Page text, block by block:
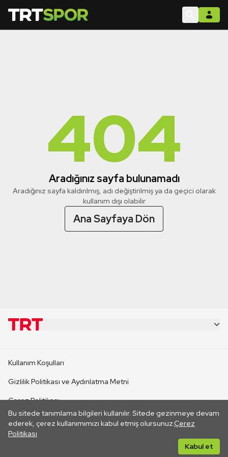
404
Aradığınız sayfa bulunamadı
Aradığınız sayfa kaldırılmış, adı değiştirilmiş ya da geçici olarak
kullanım dışı olabilir
Ana Sayfaya Dön
Bu sitede tanımlama bilgileri kullanılır. Sitede gezinmeye devam
ederek, çerez kullanımımızı kabul etmiş olursunuz.Çerez
Politikası
Kabul et
CANLI YAYINLAR
Kullanım Koşulları
Gizlilik Politikası ve Aydınlatma Metni
Çerez Politikası
İletişim
Her hakkı saklıdır. ©2026 TRT. Bağlantı yoluyla gidilen dış